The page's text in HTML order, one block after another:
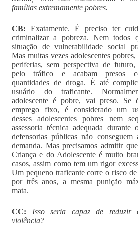
famílias extremamente pobres.
CB: Exatamente. É preciso ter
criminalizar a pobreza. Nem todos
situação de vulnerabilidade social
Mas muitas vezes adolescentes
periferias, sem perspectiva de futuro,
pelo tráfico e acabam presos
quantidades de droga. É até
usuário do traficante.
adolescente é pobre, vai preso.
emprego fixo, é considerado um
desses adolescentes pobres nem
assessoria técnica adequada durante
defensorias públicas não conseguem
demanda. Mas precisamos admitir
Criança e do Adolescente é muito
casos, assim como tem um rigor
Um pequeno traficante corre o risco
por três anos, a mesma punição
mata.
CC:
Isso seria capaz de reduzir
violência?